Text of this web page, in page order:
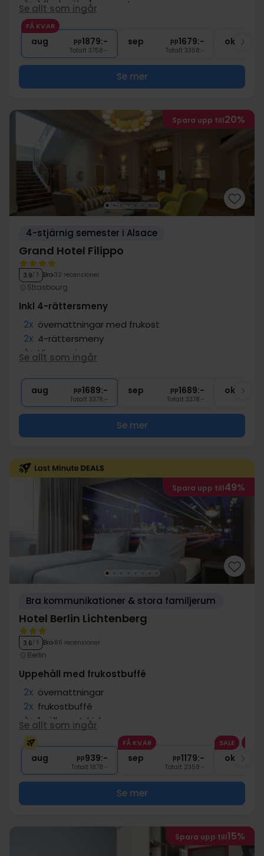
1x 1 flaska öl på rummet
∞ Drycker ingår under middagen
1x välkomstdrink
Se allt som ingår
FÅ KVAR
aug pp1879:-
Totalt 3758:-
sep pp1679:-
Totalt 3358:-
okt
Se mer
Spara upp till20%
4-stjärnig semester i Alsace
Grand Hotel Filippo
3.9/ 5 Bra 32 recensioner
Strasbourg
Inkl 4-rättersmeny
2x övernattningar med frukost
2x 4-rättersmeny
1x Vinprovning
välkomstdrink
∞ Gratis internet och parkering
Se allt som ingår
aug pp1689:-
Totalt 3378:-
sep pp1689:-
Totalt 3378:-
okt
Se mer
Spara upp till49%
Bra kommunikationer & stora familjerum
Hotel Berlin Lichtenberg
3.6/ 5 Bra 86 recensioner
Berlin
Uppehåll med frukostbuffé
2x övernattningar
2x frukostbuffé
1x 1 välkomstdrink
1x
1 ask choklad
1x 1 fl. vatten på rummet (att dela)
Se allt som ingår
aug pp939:-
Totalt 1878:-
FÅ KVAR
sep pp1179:-
Totalt 2358:-
SALE
okt
Se mer
Spara upp till15%